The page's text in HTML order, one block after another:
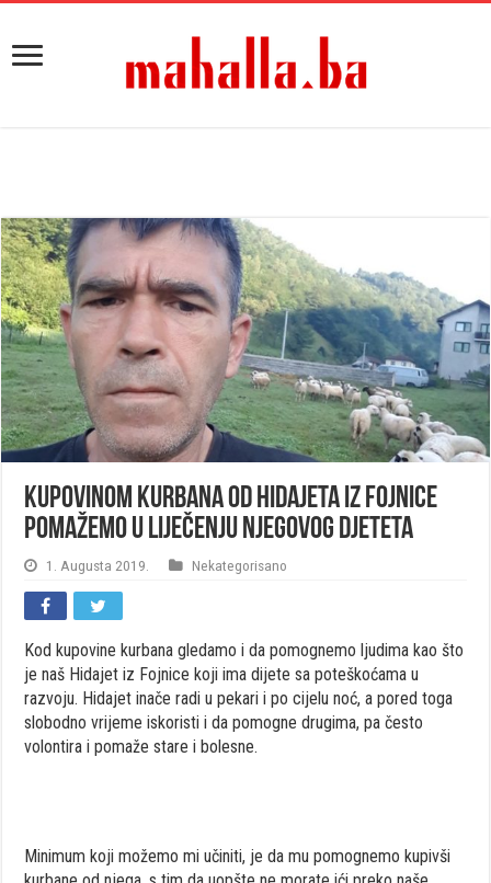
Kupovinom kurbana od Hidajeta iz Fojnice
pomažemo u liječenju njegovog djeteta
1. Augusta 2019. Nekategorisano
Kod kupovine kurbana gledamo i da pomognemo ljudima kao što
je naš Hidajet iz Fojnice koji ima dijete sa poteškoćama u
razvoju. Hidajet inače radi u pekari i po cijelu noć, a pored toga
slobodno vrijeme iskoristi i da pomogne drugima, pa često
volontira i pomaže stare i bolesne.
Minimum koji možemo mi učiniti, je da mu pomognemo kupivši